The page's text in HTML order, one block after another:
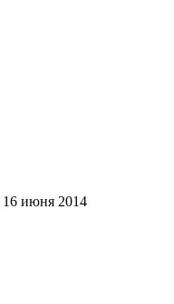
16 июня 2014